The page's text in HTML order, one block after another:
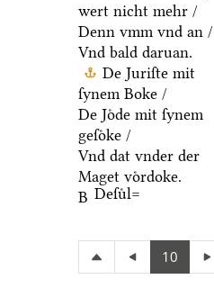
wert nicht mehr /
Denn vmm vnd an /
Vnd bald daruan.
De Juriſte mit
ſynem Boke /
De Joͤde mit ſynem
geſoͤke /
Vnd dat vnder der
Maget voͤrdoke.
B Deſuͤl=
10